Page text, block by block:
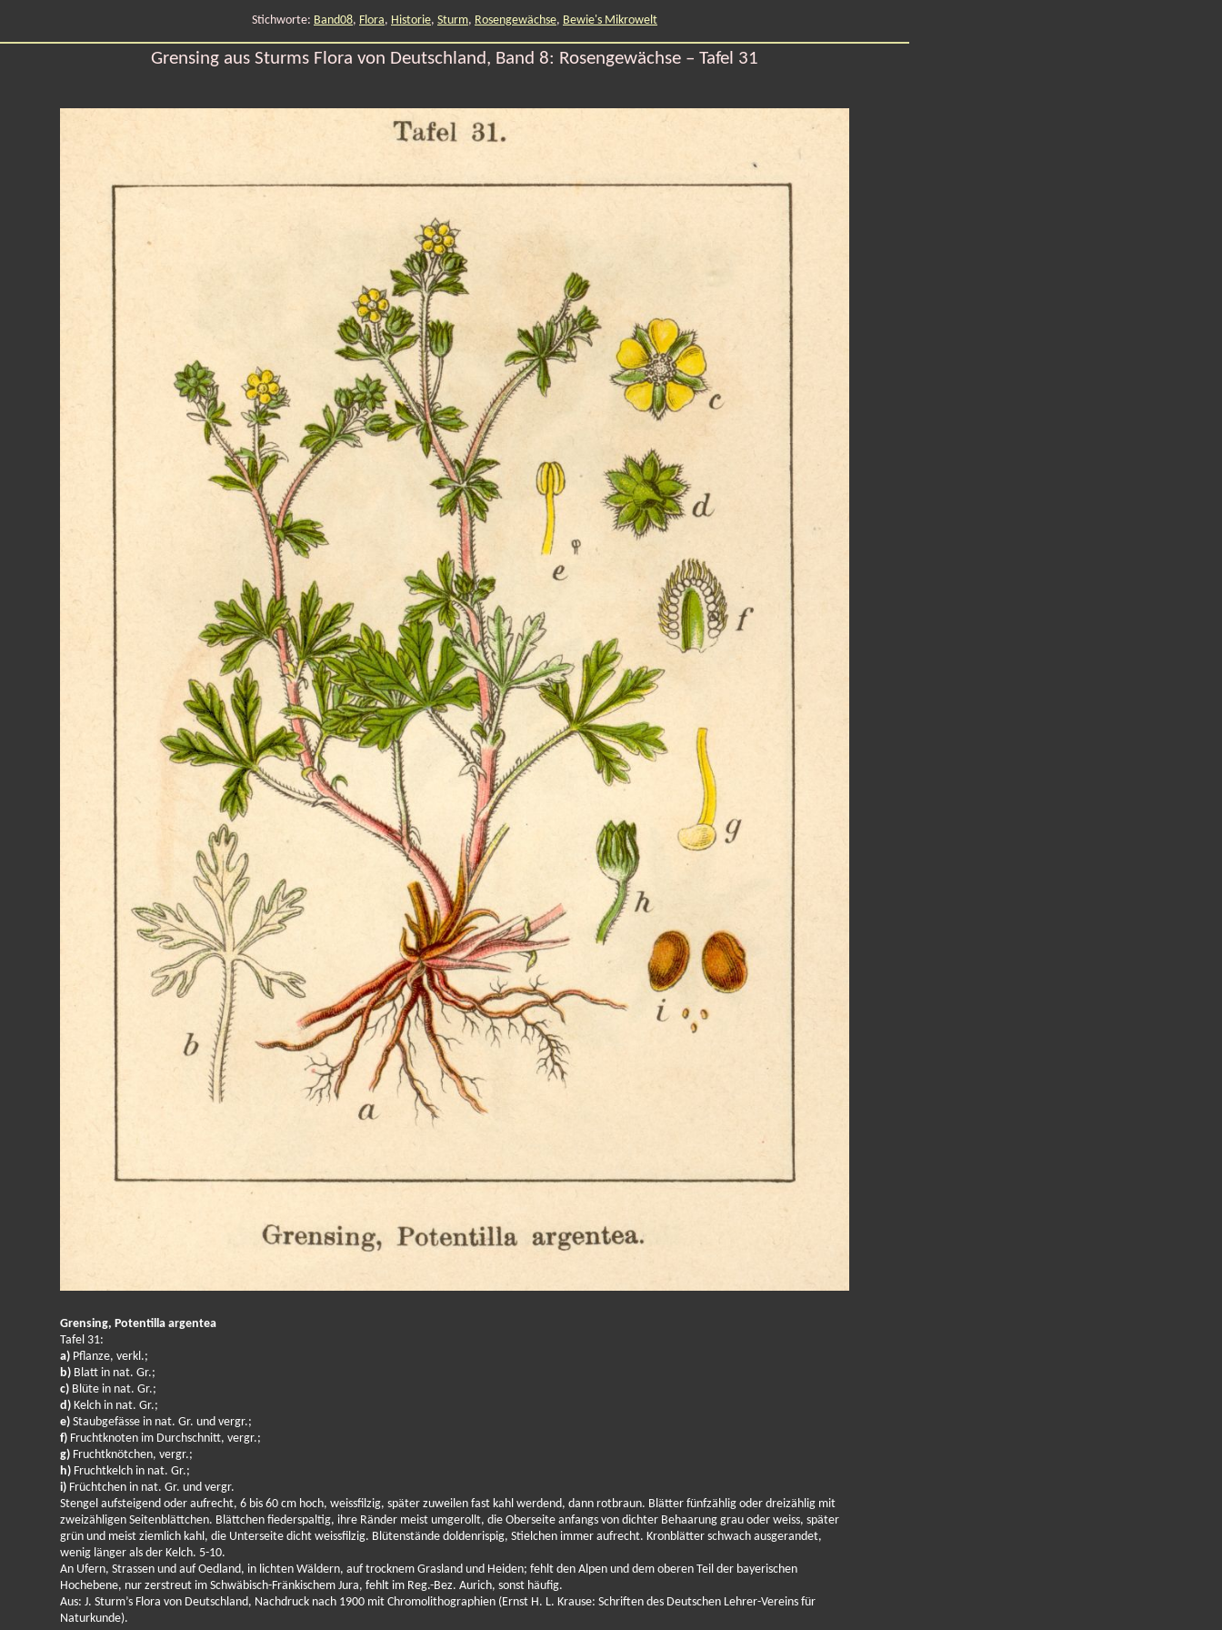
Stichworte: Band08, Flora, Historie, Sturm, Rosengewächse, Bewie's Mikrowelt
Grensing aus Sturms Flora von Deutschland, Band 8: Rosengewächse – Tafel 31
Grensing, Potentilla argentea
Tafel 31:
a)Pflanze, verkl.;
b)Blatt in nat. Gr.;
c)Blüte in nat. Gr.;
d)Kelch in nat. Gr.;
e)Staubgefässe in nat. Gr. und vergr.;
f)Fruchtknoten im Durchschnitt, vergr.;
g)Fruchtknötchen, vergr.;
h)Fruchtkelch in nat. Gr.;
i)Früchtchen in nat. Gr. und vergr.
Stengel aufsteigend oder aufrecht, 6 bis 60 cm hoch, weissfilzig, später zuweilen fast kahl werdend, dann rotbraun. Blätter fünfzählig oder dreizählig mit
zweizähligen Seitenblättchen. Blättchen fiederspaltig, ihre Ränder meist umgerollt, die Oberseite anfangs von dichter Behaarung grau oder weiss, später
grün und meist ziemlich kahl, die Unterseite dicht weissfilzig. Blütenstände doldenrispig, Stielchen immer aufrecht. Kronblätter schwach ausgerandet,
wenig länger als der Kelch. 5-10.
An Ufern, Strassen und auf Oedland, in lichten Wäldern, auf trocknem Grasland und Heiden; fehlt den Alpen und dem oberen Teil der bayerischen
Hochebene, nur zerstreut im Schwäbisch-Fränkischem Jura, fehlt im Reg.-Bez. Aurich, sonst häufig.
Aus: J. Sturm’s Flora von Deutschland, Nachdruck nach 1900 mit Chromolithographien (Ernst H. L. Krause: Schriften des Deutschen Lehrer-Vereins für
Naturkunde).